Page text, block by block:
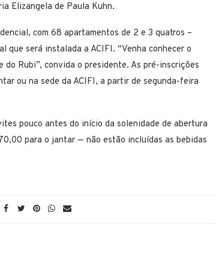
Elizangela de Paula Kuhn.
com 68 apartamentos de 2 e 3 quatros –
que será instalada a ACIFI. “Venha conhecer o
Rubi”, convida o presidente. As pré-inscrições
ou na sede da ACIFI, a partir de segunda-feira
pouco antes do início da solenidade de abertura
para o jantar — não estão incluídas as bebidas